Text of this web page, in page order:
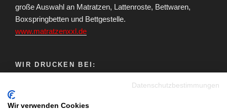
große Auswahl an Matratzen, Lattenroste, Bettwaren,
Boxspringbetten und Bettgestelle.
www.matratzenxxl.de
WIR DRUCKEN BEI:
Datenschutzbestimmungen
Wir verwenden Cookies